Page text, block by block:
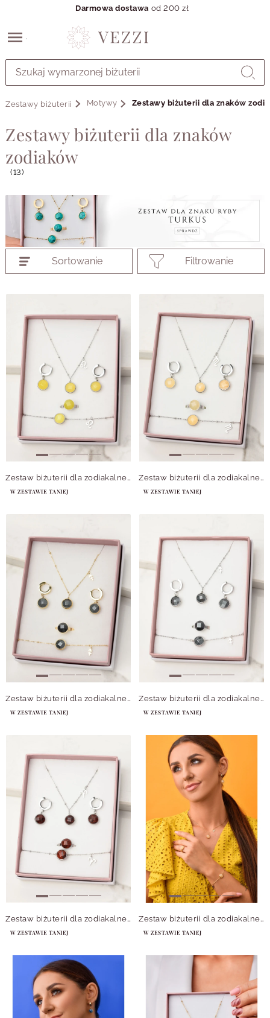
GŁÓWNEJ
PRODUKTÓW
MENU
UŻYTKOWNIKA
WYSZUKIWARKI
Darmowa dostawa od 200 zł
Zestawy biżuterii Motywy Zestawy biżuterii dla znaków
Zestawy biżuterii dla znaków
zodiaków
(13)
Sortowanie Filtrowanie
Zestaw biżuterii dla zodiakalnego Lwa Cytryn, srebrny
W ZESTAWIE TANIEJ
Zestaw biżuterii dla zodiakalnego Skorpiona Jadeit, srebrny
W ZESTAWIE TANIEJ
Zestaw biżuterii dla zodiakalnego Strzelca Hematyt
W ZESTAWIE TANIEJ
Zestaw biżuterii dla zodiakalnego Strzelca Hematyt, srebrny
W ZESTAWIE TANIEJ
Zestaw biżuterii dla zodiakalnego Barana Jaspis, srebrny
W ZESTAWIE TANIEJ
Zestaw biżuterii dla zodiakalnego Skorpiona
W ZESTAWIE TANIEJ